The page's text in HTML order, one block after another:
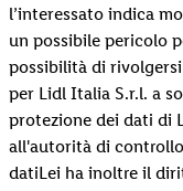
l’interessato indica
un possibile pericolo
possibilità di
per Lidl Italia S.r.l. a
protezione dei dati di
all'autorità di
datiLei ha inoltre il